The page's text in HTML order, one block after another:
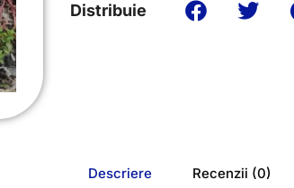
Distribuie
Descriere Recenzii (0)